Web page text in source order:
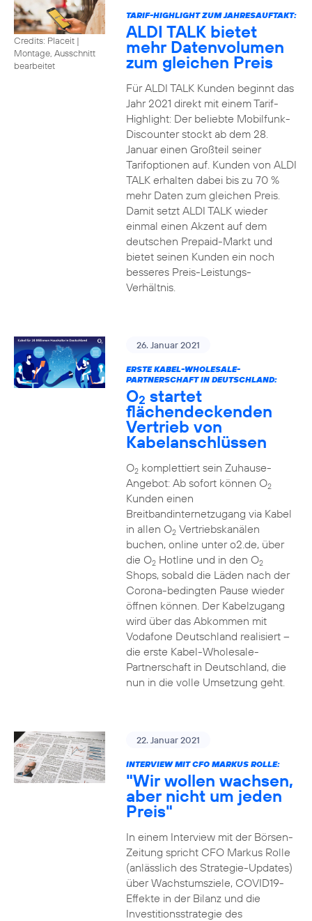
Credits: Placeit |
Montage, Ausschnitt
bearbeitet
TARIF-HIGHLIGHT ZUM JAHRESAUFTAKT:
ALDI TALK bietet
mehr Datenvolumen
zum gleichen Preis
Für ALDI TALK Kunden beginnt das
Jahr 2021 direkt mit einem Tarif-
Highlight: Der beliebte Mobilfunk-
Discounter stockt ab dem 28.
Januar einen Großteil seiner
Tarifoptionen auf. Kunden von ALDI
TALK erhalten dabei bis zu 70 %
mehr Daten zum gleichen Preis.
Damit setzt ALDI TALK wieder
einmal einen Akzent auf dem
deutschen Prepaid-Markt und
bietet seinen Kunden ein noch
besseres Preis-Leistungs-
Verhältnis.
26. Januar 2021
ERSTE KABEL-WHOLESALE-
PARTNERSCHAFT IN DEUTSCHLAND:
O2 startet
flächendeckenden
Vertrieb von
Kabelanschlüssen
O2komplettiert sein Zuhause-
Angebot: Ab sofort können O2
Kunden einen
Breitbandinternetzugang via Kabel
in allen O2Vertriebskanälen
buchen, online unter o2.de, über
die O2Hotline und in den O2
Shops, sobald die Läden nach der
Corona-bedingten Pause wieder
öffnen können. Der Kabelzugang
wird über das Abkommen mit
Vodafone Deutschland realisiert –
die erste Kabel-Wholesale-
Partnerschaft in Deutschland, die
nun in die volle Umsetzung geht.
22. Januar 2021
INTERVIEW MIT CFO MARKUS ROLLE:
"Wir wollen wachsen,
aber nicht um jeden
Preis"
In einem Interview mit der Börsen-
Zeitung spricht CFO Markus Rolle
(anlässlich des Strategie-Updates)
über Wachstumsziele, COVID19-
Effekte in der Bilanz und die
Investitionsstrategie des